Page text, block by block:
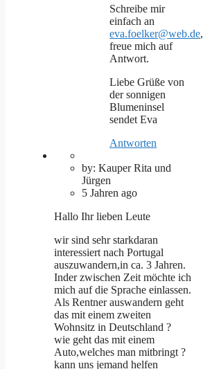
Schreibe mir
einfach an
eva.foelker@web.de,
freue mich auf
Antwort.
Liebe Grüße von
der sonnigen
Blumeninsel
sendet Eva
Antworten
by: Kauper Rita und
Jürgen
5 Jahren ago
Hallo Ihr lieben Leute
wir sind sehr starkdaran
interessiert nach Portugal
auszuwandern,in ca. 3 Jahren.
Inder zwischen Zeit möchte ich
mich auf die Sprache einlassen.
Als Rentner auswandern geht
das mit einem zweiten
Wohnsitz in Deutschland ?
wie geht das mit einem
Auto,welches man mitbringt ?
kann uns jemand helfen